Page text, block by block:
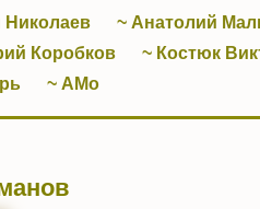
~ Анатолий
Коробков ~ Костюк
~ АМо